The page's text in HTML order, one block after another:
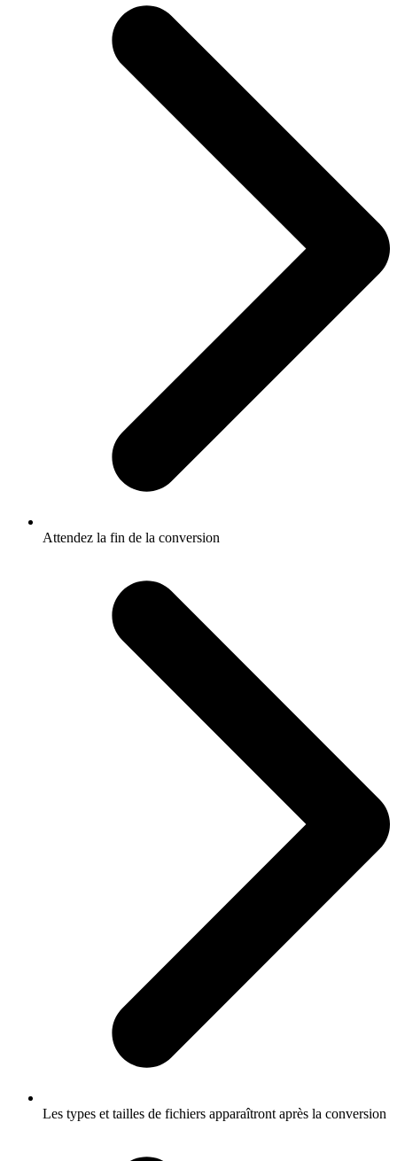
Attendez la fin de la conversion
Les types et tailles de fichiers apparaîtront après la conversion